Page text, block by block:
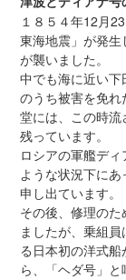
１８５４年12月
東海地震」が発
が襲いました。
中でも海に近い
のうち被害を免
堂には、この時
残っています。
ロシアの軍艦デ
ような状況下に
申し出ています。
その後、修理の
ましたが、乗組
る日本初の洋式
ら、「ヘダ号」と